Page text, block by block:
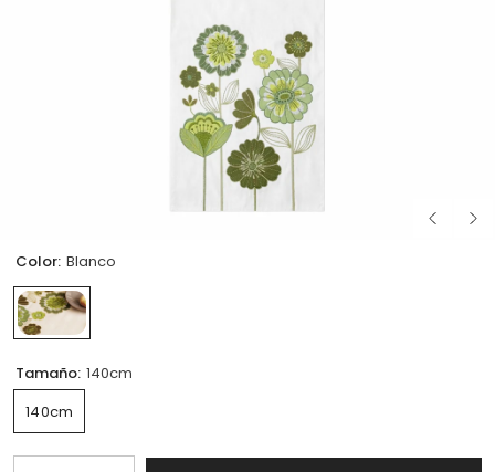
Color: Blanco
Tamaño: 140cm
140cm